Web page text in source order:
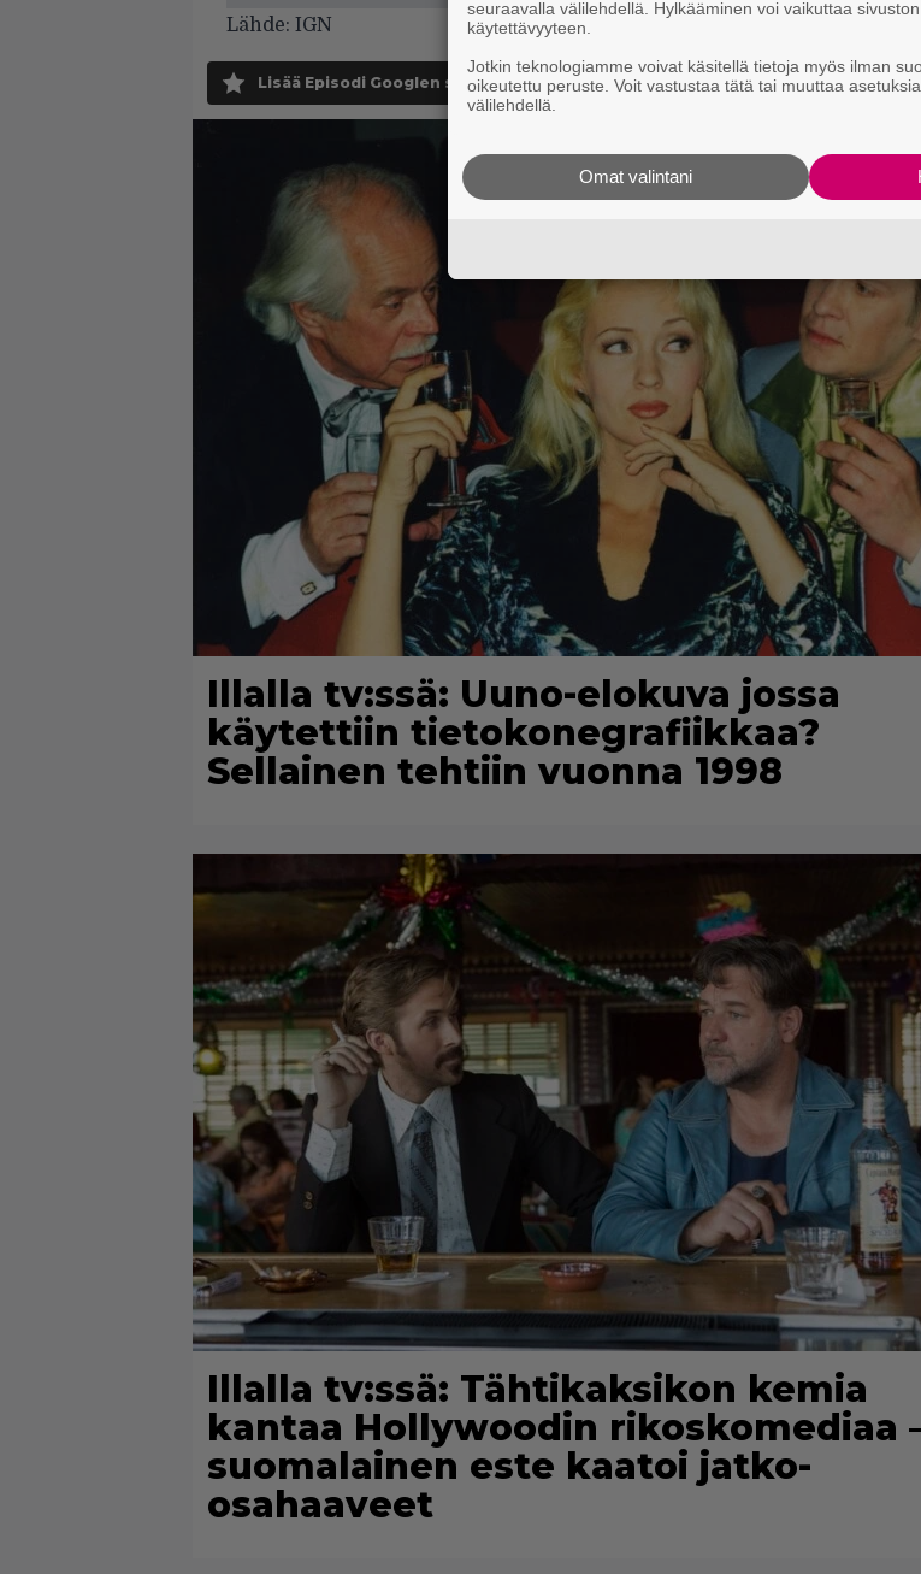
Lähde: IGN
Lisää Episodi Googlen suosituksi lähteeksi
Illalla tv:ssä: Uuno-elokuva jossa
käytettiin tietokonegrafiikkaa?
Sellainen tehtiin vuonna 1998
Illalla tv:ssä: Tähtikaksikon kemia
kantaa Hollywoodin rikoskomediaa
suomalainen este kaatoi jatko-
osahaaveet
seuraavalla välilehdellä. Hylkääminen voi vaikuttaa
käytettävyyteen.
Jotkin teknologiamme voivat käsitellä tietoja myös ilman
oikeutettu peruste. Voit vastustaa tätä tai muuttaa
välilehdellä.
Omat valintani